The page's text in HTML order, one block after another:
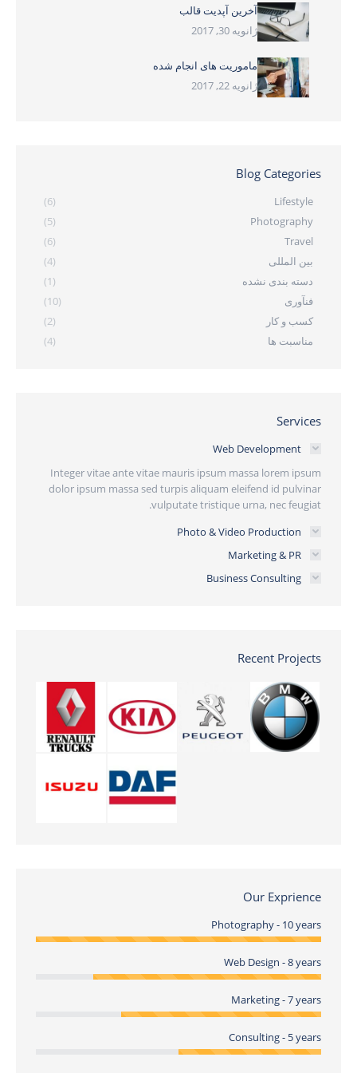
آخرین آپدیت قالب
ژانویه 30, 2017
ماموریت های انجام شده
ژانویه 22, 2017
Blog Categories
Lifestyle
(6)
Photography
(5)
Travel
(6)
بین المللی
(4)
دسته بندی نشده
(1)
فنآوری
(10)
کسب و کار
(2)
مناسبت ها
(4)
Services
Web Development
Integer vitae ante vitae mauris ipsum massa lorem ipsum
dolor ipsum massa sed turpis aliquam eleifend id pulvinar
vulputate tristique urna, nec feugiat.
Photo & Video Production
Marketing & PR
Business Consulting
Recent Projects
Our Exprience
Photography - 10 years
Web Design - 8 years
Marketing - 7 years
Consulting - 5 years